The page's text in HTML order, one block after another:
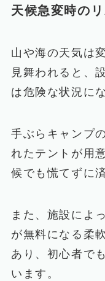
天候急変時の
山や海の天気は
見舞われると、
は危険な状況に
手ぶらキャンプ
れたテントが用
候でも慌てずに
また、施設によ
が無料になる柔
あり、初心者で
います。